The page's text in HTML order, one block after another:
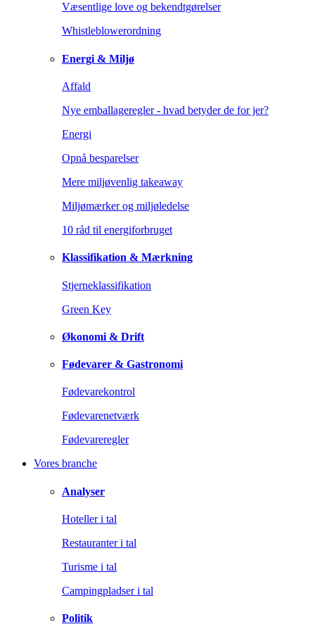
Væsentlige love og bekendtgørelser
Whistleblowerordning
Energi & Miljø
Affald
Nye emballageregler - hvad betyder de for jer?
Energi
Opnå besparelser
Mere miljøvenlig takeaway
Miljømærker og miljøledelse
10 råd til energiforbruget
Klassifikation & Mærkning
Stjerneklassifikation
Green Key
Økonomi & Drift
Fødevarer & Gastronomi
Fødevarekontrol
Fødevarenetværk
Fødevareregler
Vores branche
Analyser
Hoteller i tal
Restauranter i tal
Turisme i tal
Campingpladser i tal
Politik